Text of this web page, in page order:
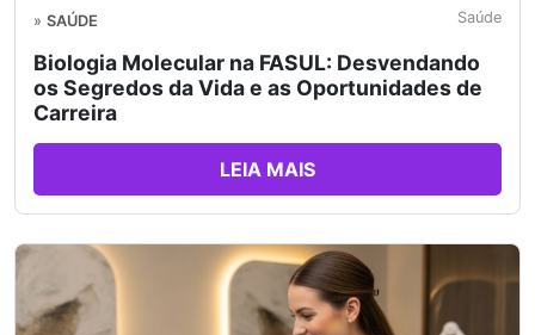
» SAÚDE Saúde
Biologia Molecular na FASUL: Desvendando
os Segredos da Vida e as Oportunidades de
Carreira
LEIA MAIS